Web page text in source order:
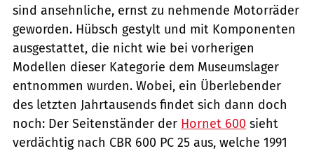
sind ansehnliche, ernst zu nehmende Motorräder
geworden. Hübsch gestylt und mit Komponenten
ausgestattet, die nicht wie bei vorherigen
Modellen dieser Kategorie dem Museumslager
entnommen wurden. Wobei, ein Überlebender
des letzten Jahrtausends findet sich dann doch
noch: Der Seitenständer der Hornet 600 sieht
verdächtig nach CBR 600 PC 25 aus, welche 1991